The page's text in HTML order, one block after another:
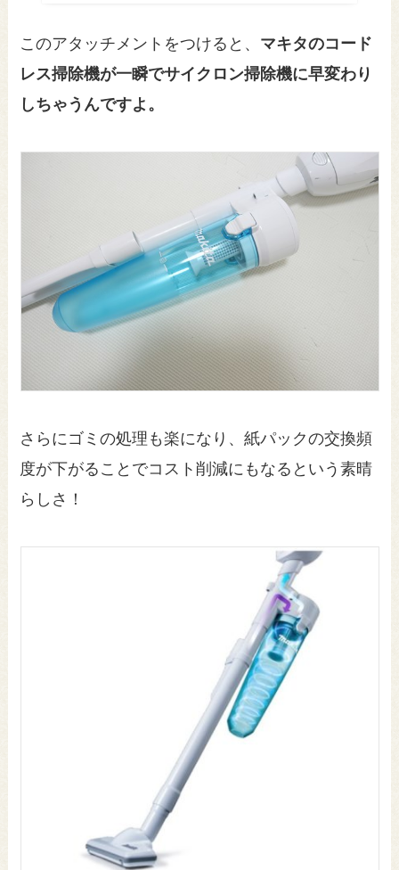
このアタッチメントをつけると、 マキタのコード
レス掃除機が一瞬でサイクロン掃除機に早変わり
しちゃうんですよ。
さらにゴミの処理も楽になり、紙パックの交換頻
度が下がることでコスト削減にもなるという素晴
らしさ！